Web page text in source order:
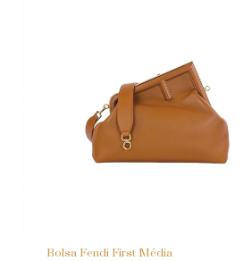
Bolsa Fendi First Média